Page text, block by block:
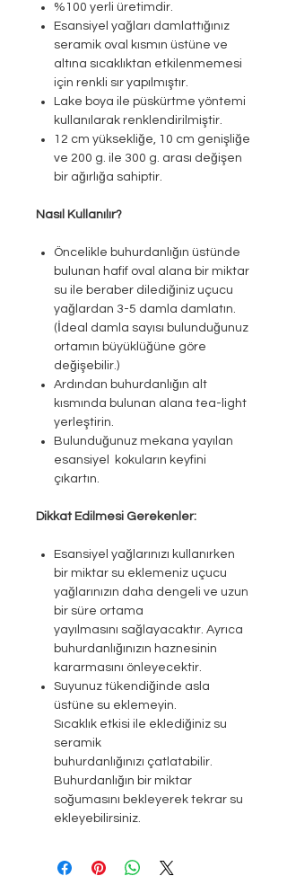
%100 yerli üretimdir.
Esansiyel yağları damlattığınız
seramik oval kısmın üstüne ve
altına sıcaklıktan etkilenmemesi
için renkli sır yapılmıştır.
Lake boya ile püskürtme yöntemi
kullanılarak renklendirilmiştir.
12 cm yüksekliğe, 10 cm genişliğe
ve 200 g. ile 300 g. arası değişen
bir ağırlığa sahiptir.
Nasıl Kullanılır?
Öncelikle buhurdanlığın üstünde
bulunan hafif oval alana bir miktar
su ile beraber dilediğiniz uçucu
yağlardan 3-5 damla damlatın.
(İdeal damla sayısı bulunduğunuz
ortamın büyüklüğüne göre
değişebilir.)
Ardından buhurdanlığın alt
kısmında bulunan alana tea-light
yerleştirin.
Bulunduğunuz mekana yayılan
esansiyel kokuların keyfini
çıkartın.
Dikkat Edilmesi Gerekenler:
Esansiyel yağlarınızı kullanırken
bir miktar su eklemeniz uçucu
yağlarınızın daha dengeli ve uzun
bir süre ortama
yayılmasını sağlayacaktır. Ayrıca
buhurdanlığınızın haznesinin
kararmasını önleyecektir.
Suyunuz tükendiğinde asla
üstüne su eklemeyin.
Sıcaklık etkisi ile eklediğiniz su
seramik
buhurdanlığınızı çatlatabilir.
Buhurdanlığın bir miktar
soğumasını bekleyerek tekrar su
ekleyebilirsiniz.